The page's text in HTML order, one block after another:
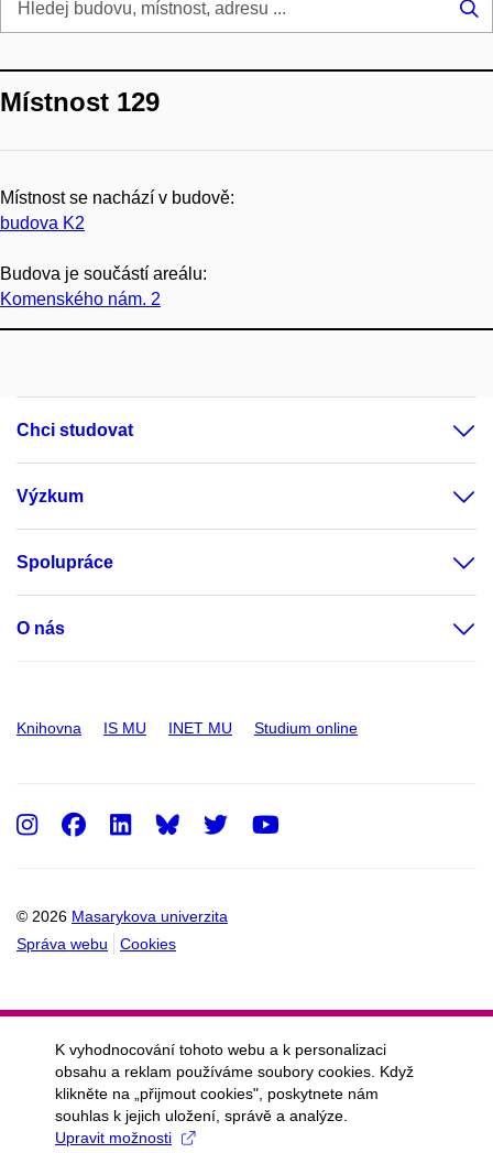
Místnost 129
Místnost se nachází v budově:
budova K2
Budova je součástí areálu:
Komenského nám. 2
Chci studovat
Výzkum
Spolupráce
O nás
Knihovna IS MU INET MU Studium online
© 2026 Masarykova univerzita
Správa webu
Cookies
Instagram
Facebook
LinkedInTwitter
K vyhodnocování tohoto webu a k personalizaci
obsahu a reklam používáme soubory cookies. Když
klikněte na „přijmout cookies", poskytnete nám
souhlas k jejich uložení, správě a analýze.
Upravit možnosti